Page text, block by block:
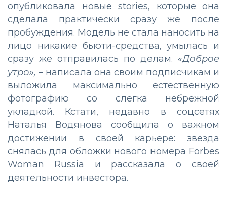
опубликовала новые stories, которые она
сделала практически сразу же после
пробуждения. Модель не стала наносить на
лицо никакие бьюти-средства, умылась и
сразу же отправилась по делам. «Доброе
утро», – написала она своим подписчикам и
выложила максимально естественную
фотографию со слегка небрежной
укладкой. Кстати, недавно в соцсетях
Наталья Водянова сообщила о важном
достижении в своей карьере: звезда
снялась для обложки нового номера Forbes
Woman Russia и рассказала о своей
деятельности инвестора.